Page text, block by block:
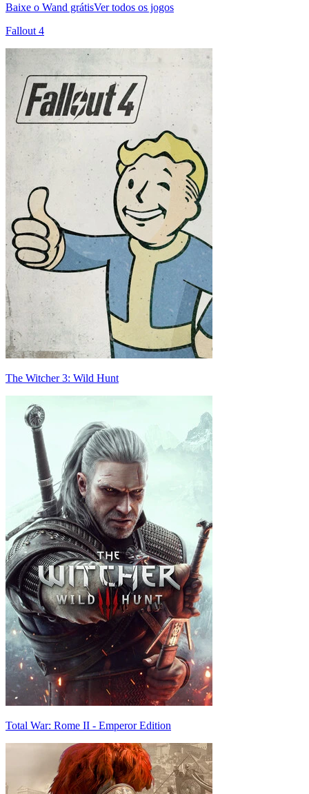
Baixe o Wand grátisVer todos os jogos
Fallout 4
The Witcher 3: Wild Hunt
Total War: Rome II - Emperor Edition